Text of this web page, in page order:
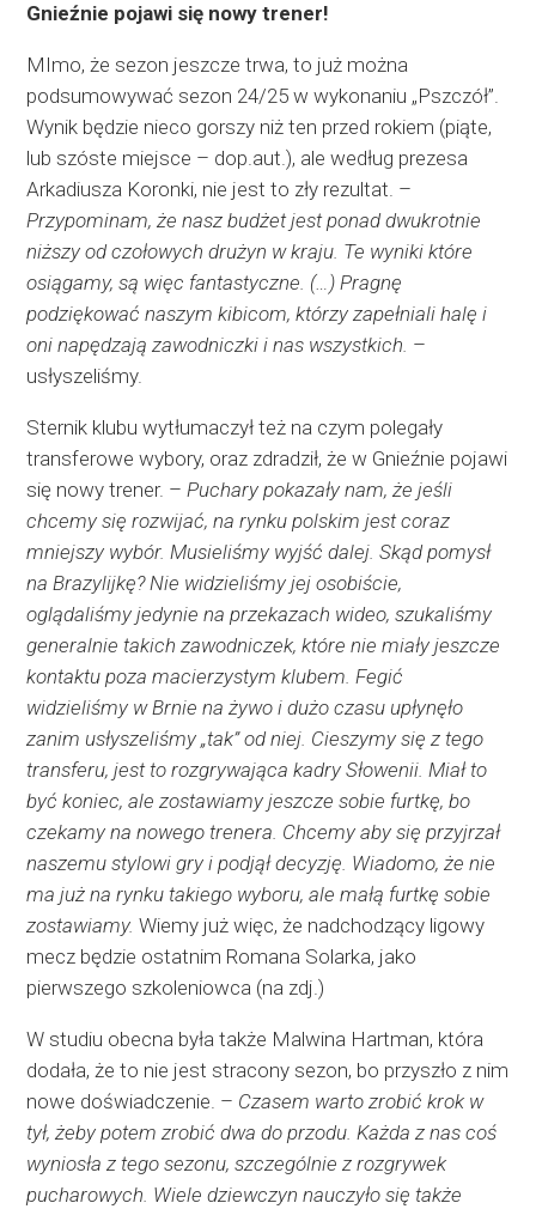
Gnieźnie pojawi się nowy trener!
MImo, że sezon jeszcze trwa, to już można
podsumowywać sezon 24/25 w wykonaniu „Pszczół”.
Wynik będzie nieco gorszy niż ten przed rokiem (piąte,
lub szóste miejsce – dop.aut.), ale według prezesa
Arkadiusza Koronki, nie jest to zły rezultat. –
Przypominam, że nasz budżet jest ponad dwukrotnie
niższy od czołowych drużyn w kraju. Te wyniki które
osiągamy, są więc fantastyczne. (…) Pragnę
podziękować naszym kibicom, którzy zapełniali halę i
oni napędzają zawodniczki i nas wszystkich. –
usłyszeliśmy.
Sternik klubu wytłumaczył też na czym polegały
transferowe wybory, oraz zdradził, że w Gnieźnie pojawi
się nowy trener. –Puchary pokazały nam, że jeśli
chcemy się rozwijać, na rynku polskim jest coraz
mniejszy wybór. Musieliśmy wyjść dalej. Skąd pomysł
na Brazylijkę? Nie widzieliśmy jej osobiście,
oglądaliśmy jedynie na przekazach wideo, szukaliśmy
generalnie takich zawodniczek, które nie miały jeszcze
kontaktu poza macierzystym klubem. Fegić
widzieliśmy w Brnie na żywo i dużo czasu upłynęło
zanim usłyszeliśmy „tak” od niej. Cieszymy się z tego
transferu, jest to rozgrywająca kadry Słowenii. Miał to
być koniec, ale zostawiamy jeszcze sobie furtkę, bo
czekamy na nowego trenera. Chcemy aby się przyjrzał
naszemu stylowi gry i podjął decyzję. Wiadomo, że nie
ma już na rynku takiego wyboru, ale małą furtkę sobie
zostawiamy.Wiemy już więc, że nadchodzący ligowy
mecz będzie ostatnim Romana Solarka, jako
pierwszego szkoleniowca (na zdj.)
W studiu obecna była także Malwina Hartman, która
dodała, że to nie jest stracony sezon, bo przyszło z nim
nowe doświadczenie. – Czasem warto zrobić krok w
tył, żeby potem zrobić dwa do przodu. Każda z nas coś
wyniosła z tego sezonu, szczególnie z rozgrywek
pucharowych. Wiele dziewczyn nauczyło się także